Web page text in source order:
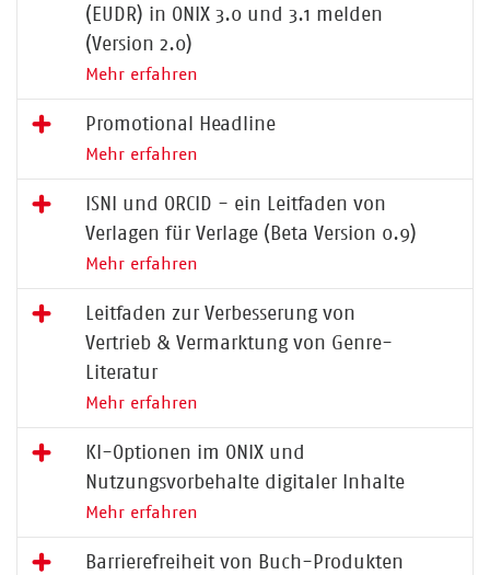
(EUDR) in ONIX 3.0 und 3.1 melden
(Version 2.0)
Mehr erfahren
Promotional Headline
Mehr erfahren
ISNI und ORCID - ein Leitfaden von
Verlagen für Verlage (Beta Version 0.9)
Mehr erfahren
Leitfaden zur Verbesserung von
Vertrieb & Vermarktung von Genre-
Literatur
Mehr erfahren
KI-Optionen im ONIX und
Nutzungsvorbehalte digitaler Inhalte
Mehr erfahren
Barrierefreiheit von Buch-Produkten